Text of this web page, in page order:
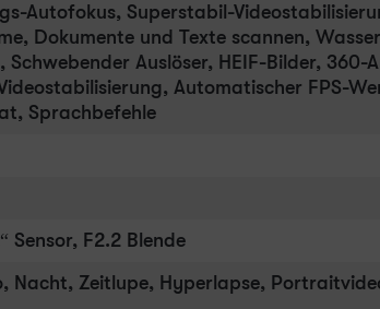
Autofokus, Superstabil-
Dokumente und Texte scannen,
Schwebender Auslöser, HEIF-Bilder, 360-
Automatischer FPS-
Sprachbefehle
Sensor, F2.2 Blende
Nacht, Zeitlupe, Hyperlapse,